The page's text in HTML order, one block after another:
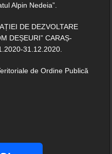
Alpin Nedeia”.
DE DEZVOLTARE
DEȘEURI” CARAȘ-
31.12.2020.
de Ordine Publică